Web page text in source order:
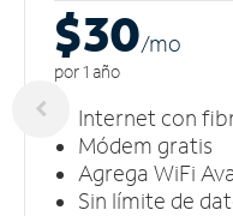
$30/mo
por 1 año
Internet con
Módem gratis
Agrega WiFi
Sin límite de